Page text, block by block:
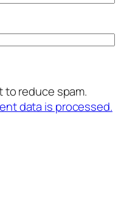
to reduce spam.
data is processed.